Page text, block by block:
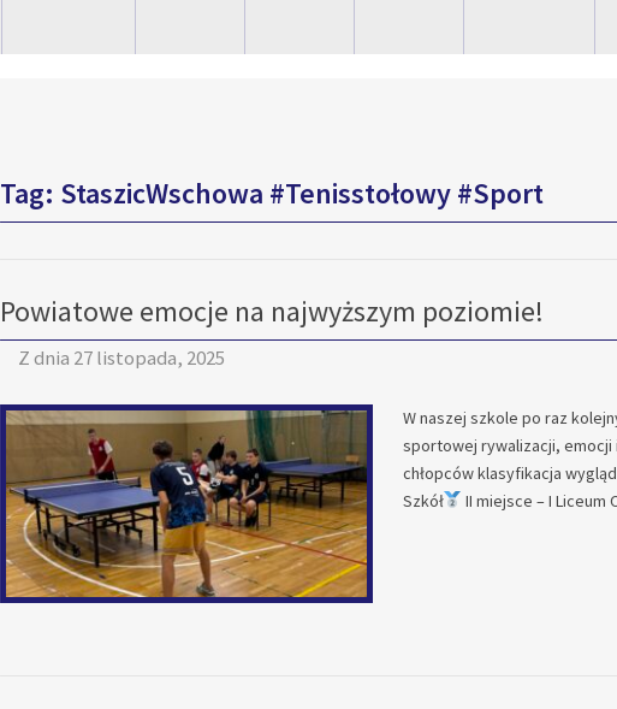
Tag: StaszicWschowa #Tenisstołowy #Sport
Powiatowe emocje na najwyższym poziomie!
Z dnia 27 listopada, 2025
W naszej szkole po raz
sportowej rywalizacji, emocji
chłopców klasyfikacja
Szkół
II miejsce – I Liceum